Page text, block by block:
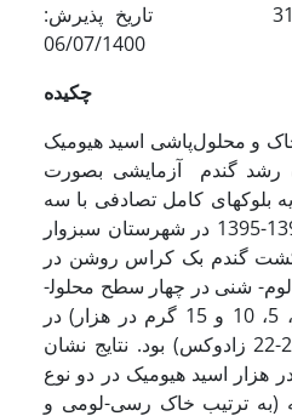
تاریخ دریافت: 31/01/1400 تاریخ پذیرش:
06/07/1400
چکیده
و محلول‌پاشی اسید هیومیک
گندم آزمایشی بصورت
بلوک­های کامل تصادفی با سه
تکرار طی سال زراعی 1396-1395 در شهرستان سبزوار
کشت گندم بک کراس روشن در
دو نوع خاک رسی-لومی و لوم- شنی در چهار سطح محلول­
پاشی اسید هیومیک (صفر، 5، 10 و 15 گرم در هزار) در
مرحله پنجه­زنی (مرحله 25-22 زادوکس) بود. نتایج نشان
مصرف 15 گرم در هزار اسید هیومیک در دو نوع
(به ترتیب خاک رسی-لومی و